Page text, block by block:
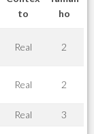
to
ho
Real 2
Real 2
Real
3